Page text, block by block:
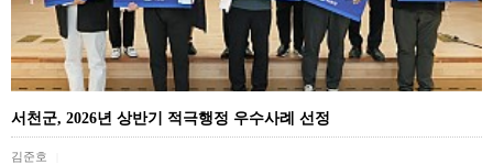
서천군, 2026년 상반기 적극행정 우수사례 선정
김준호